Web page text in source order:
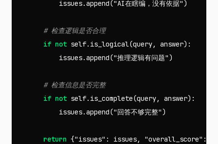
issues.append("AI在瞎编，没有依据")
if not self. is_logical(query, answer):
issues.append("推理逻辑有问题")
if not self. is_complete(query, answer):
issues.append("回答不够完整")
return {"issues" : issues, "overall_score" :